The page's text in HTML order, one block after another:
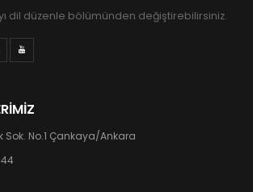
dil düzenle bölümünden değiştirebilirsiniz.
Sok. No.1 Çankaya/Ankara